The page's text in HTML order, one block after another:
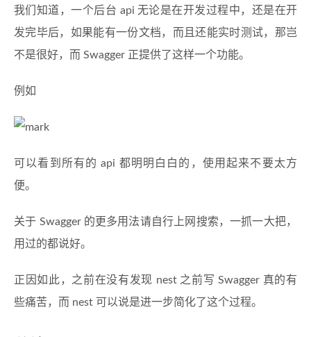
我们知道，一个后台 api 无论是在开发过程中，还是在开
发完毕后，如果能有一份文档，而且还能实时测试，那岂
不是很好，而 Swagger 正提供了这样一个功能。
例如
可以看到所有的 api 都明明白白的，使用起来不要太方
便。
关于 Swagger 的更多用法请自行上网搜索，一抓一大把，
用过的都说好。
正因如此，之前在没有发现 nest 之前写 Swagger 真的有
些痛苦，而 nest 可以说是进一步简化了这个过程。